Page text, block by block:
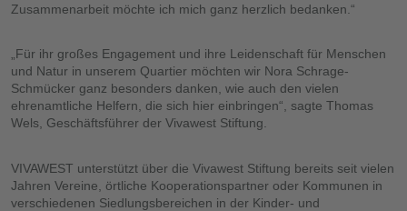
Zusammenarbeit möchte ich mich ganz herzlich bedanken.“
„Für ihr großes Engagement und ihre Leidenschaft für Menschen
und Natur in unserem Quartier möchten wir Nora Schrage-
Schmücker ganz besonders danken, wie auch den vielen
ehrenamtliche Helfern, die sich hier einbringen“, sagte Thomas
Wels, Geschäftsführer der Vivawest Stiftung.
VIVAWEST unterstützt über die Vivawest Stiftung bereits seit vielen
Jahren Vereine, örtliche Kooperationspartner oder Kommunen in
verschiedenen Siedlungsbereichen in der Kinder- und